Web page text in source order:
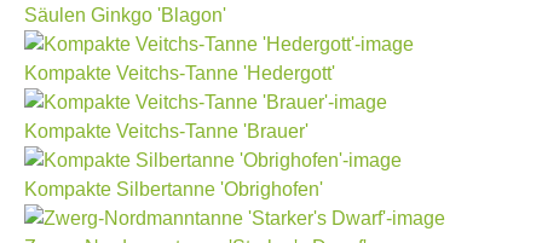
Säulen Ginkgo 'Blagon'
Kompakte Veitchs-Tanne 'Hedergott'
Kompakte Veitchs-Tanne 'Brauer'
Kompakte Silbertanne 'Obrighofen'